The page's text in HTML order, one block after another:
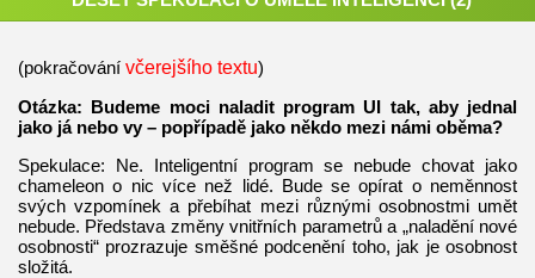
(pokračování včerejšího textu)
Otázka: Budeme moci naladit program UI tak, aby jednal
jako já nebo vy – popřípadě jako někdo mezi námi oběma?
Spekulace: Ne. Inteligentní program se nebude chovat jako
chameleon o nic více než lidé. Bude se opírat o neměnnost
svých vzpomínek a přebíhat mezi různými osobnostmi umět
nebude. Představa změny vnitřních parametrů a „naladění nové
osobnosti“ prozrazuje směšné podcenění toho, jak je osobnost
složitá.